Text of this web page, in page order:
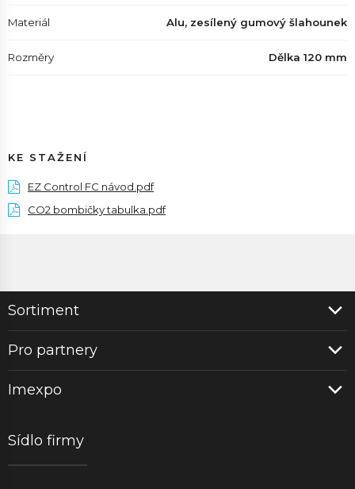
Materiál Alu, zesílený gumový šlahounek
Rozměry Dělka 120 mm
KE STAŽENÍ
EZ Control FC návod.pdf
CO2 bombičky tabulka.pdf
Sortiment
Pro partnery
Imexpo
Sídlo firmy